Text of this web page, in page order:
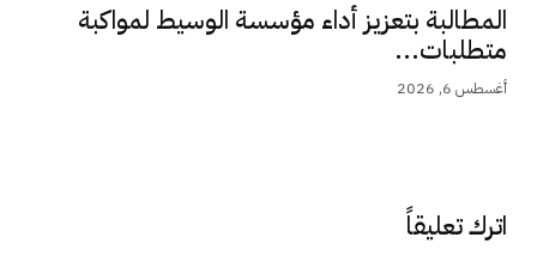
المطالبة بتعزيز أداء مؤسسة الوسيط لمواكبة
متطلبات...
أغسطس 6, 2026
اترك تعليقاً